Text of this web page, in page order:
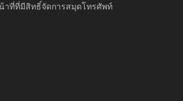
าที่ที่มีสิทธิ์จัดการสมุดโทรศัพท์